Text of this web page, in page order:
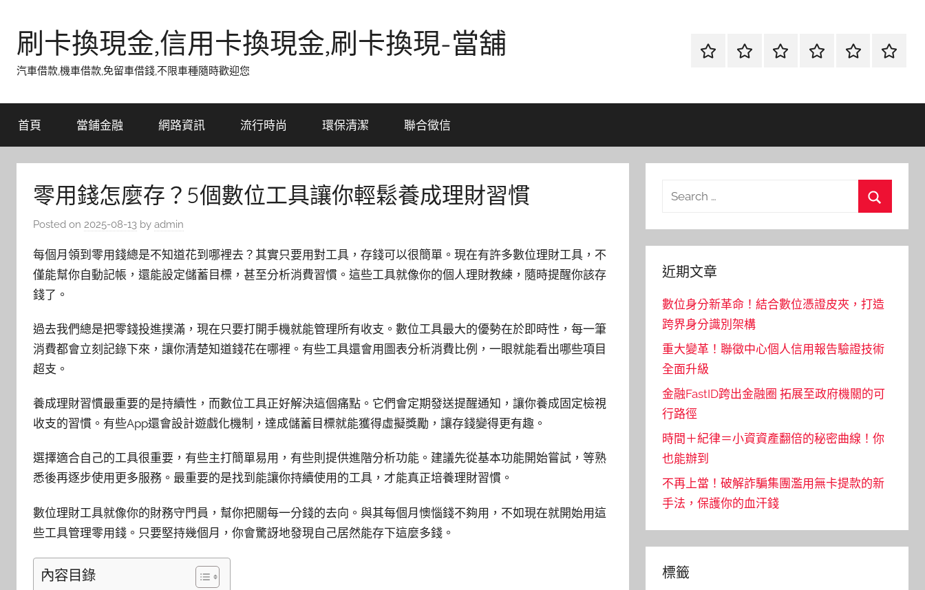
content刷卡換現金,信用卡換現金,刷卡換現-當舖
汽車借款,機車借款,免留車借錢,不限車種隨時歡迎您
首
當
網
流
環
聯
首頁 當鋪金融 網路資訊 流行時尚 環保清潔 聯合徵信
零用錢怎麼存？5個數位工具讓你輕鬆養成理財習慣
Posted on 2025-08-13 by admin
每個月領到零用錢總是不知道花到哪裡去？其實只要用對工具，存錢可以很簡單。現在有許多數位理財工具，不
僅能幫你自動記帳，還能設定儲蓄目標，甚至分析消費習慣。這些工具就像你的個人理財教練，隨時提醒你該存
錢了。
過去我們總是把零錢投進撲滿，現在只要打開手機就能管理所有收支。數位工具最大的優勢在於即時性，每一筆
消費都會立刻記錄下來，讓你清楚知道錢花在哪裡。有些工具還會用圖表分析消費比例，一眼就能看出哪些項目
超支。
養成理財習慣最重要的是持續性，而數位工具正好解決這個痛點。它們會定期發送提醒通知，讓你養成固定檢視
收支的習慣。有些App還會設計遊戲化機制，達成儲蓄目標就能獲得虛擬獎勵，讓存錢變得更有趣。
選擇適合自己的工具很重要，有些主打簡單易用，有些則提供進階分析功能。建議先從基本功能開始嘗試，等熟
悉後再逐步使用更多服務。最重要的是找到能讓你持續使用的工具，才能真正培養理財習慣。
數位理財工具就像你的財務守門員，幫你把關每一分錢的去向。與其每個月懊惱錢不夠用，不如現在就開始用這
些工具管理零用錢。只要堅持幾個月，你會驚訝地發現自己居然能存下這麼多錢。
內容目錄
Search
近期文章
數位身分新革命！結合數位憑證皮夾，打造
跨界身分識別架構
重大變革！聯徵中心個人信用報告驗證技術
全面升級
金融FastID跨出金融圈 拓展至政府機關的可
行路徑
時間＋紀律＝小資資產翻倍的秘密曲線！你
也能辦到
不再上當！破解詐騙集團濫用無卡提款的新
手法，保護你的血汗錢
標籤